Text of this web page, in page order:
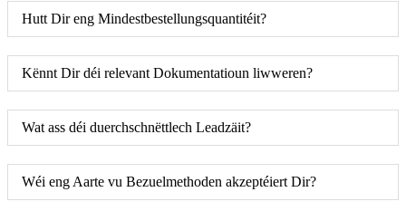
Hutt Dir eng Mindestbestellungsquantitéit?
Kënnt Dir déi relevant Dokumentatioun liwweren?
Wat ass déi duerchschnëttlech Leadzäit?
Wéi eng Aarte vu Bezuelmethoden akzeptéiert Dir?